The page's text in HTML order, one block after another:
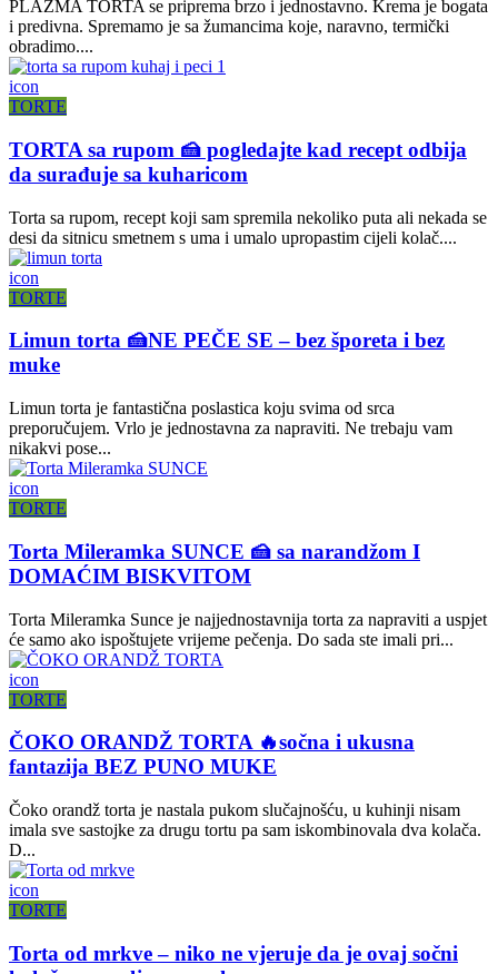
PLAZMA TORTA se priprema brzo i jednostavno. Krema je bogata
i predivna. Spremamo je sa žumancima koje, naravno, termički
obradimo....
icon
TORTE
TORTA sa rupom 🍰 pogledajte kad recept odbija
da surađuje sa kuharicom
Torta sa rupom, recept koji sam spremila nekoliko puta ali nekada se
desi da sitnicu smetnem s uma i umalo upropastim cijeli kolač....
icon
TORTE
Limun torta 🍰NE PEČE SE – bez šporeta i bez
muke
Limun torta je fantastična poslastica koju svima od srca
preporučujem. Vrlo je jednostavna za napraviti. Ne trebaju vam
nikakvi pose...
icon
TORTE
Torta Mileramka SUNCE 🍰 sa narandžom I
DOMAĆIM BISKVITOM
Torta Mileramka Sunce je najjednostavnija torta za napraviti a uspjet
će samo ako ispoštujete vrijeme pečenja. Do sada ste imali pri...
icon
TORTE
ČOKO ORANDŽ TORTA 🔥sočna i ukusna
fantazija BEZ PUNO MUKE
Čoko orandž torta je nastala pukom slučajnošću, u kuhinji nisam
imala sve sastojke za drugu tortu pa sam iskombinovala dva kolača.
D...
icon
TORTE
Torta od mrkve – niko ne vjeruje da je ovaj sočni